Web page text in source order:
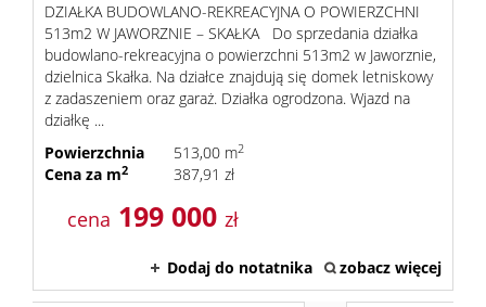
DZIAŁKA BUDOWLANO-REKREACYJNA O POWIERZCHNI
513m2 W JAWORZNIE – SKAŁKA Do sprzedania działka
budowlano-rekreacyjna o powierzchni 513m2 w Jaworznie,
dzielnica Skałka. Na działce znajdują się domek letniskowy
z zadaszeniem oraz garaż. Działka ogrodzona. Wjazd na
działkę ...
Powierzchnia
513,00 m2
Cena za m2 387,91 zł
cena 199 000 zł
Dodaj do notatnika zobacz więcej